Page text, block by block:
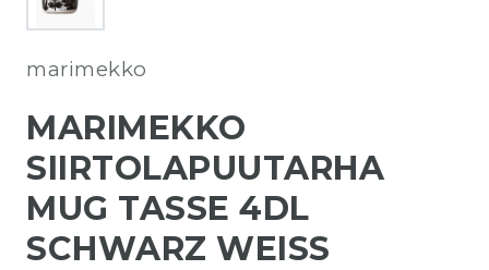
marimekko
MARIMEKKO
SIIRTOLAPUUTARHA
MUG TASSE 4DL
SCHWARZ WEISS